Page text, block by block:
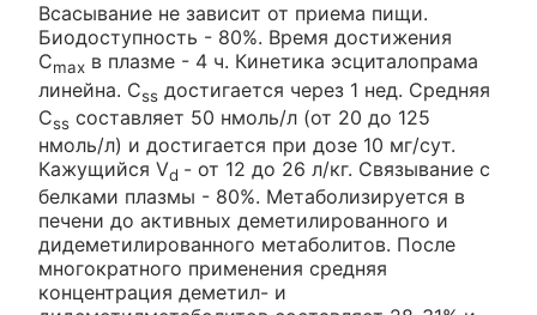
Всасывание не зависит от приема пищи.
Биодоступность - 80%. Время достижения
Cmax в плазме - 4 ч. Кинетика эсциталопрама
линейна. Css достигается через 1 нед. Средняя
Css составляет 50 нмоль/л (от 20 до 125
нмоль/л) и достигается при дозе 10 мг/сут.
Кажущийся Vd - от 12 до 26 л/кг. Связывание с
белками плазмы - 80%. Метаболизируется в
печени до активных деметилированного и
дидеметилированного метаболитов. После
многократного применения средняя
концентрация деметил- и